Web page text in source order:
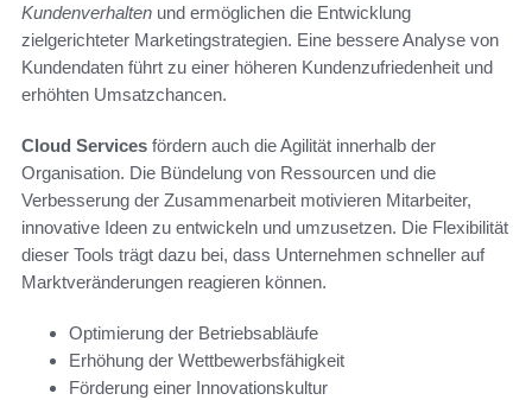
Kundenverhalten und ermöglichen die Entwicklung
zielgerichteter Marketingstrategien. Eine bessere Analyse von
Kundendaten führt zu einer höheren Kundenzufriedenheit und
erhöhten Umsatzchancen.
Cloud Services fördern auch die Agilität innerhalb der
Organisation. Die Bündelung von Ressourcen und die
Verbesserung der Zusammenarbeit motivieren Mitarbeiter,
innovative Ideen zu entwickeln und umzusetzen. Die Flexibilität
dieser Tools trägt dazu bei, dass Unternehmen schneller auf
Marktveränderungen reagieren können.
Optimierung der Betriebsabläufe
Erhöhung der Wettbewerbsfähigkeit
Förderung einer Innovationskultur